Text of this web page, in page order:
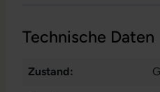
Technische Daten
Zustand: